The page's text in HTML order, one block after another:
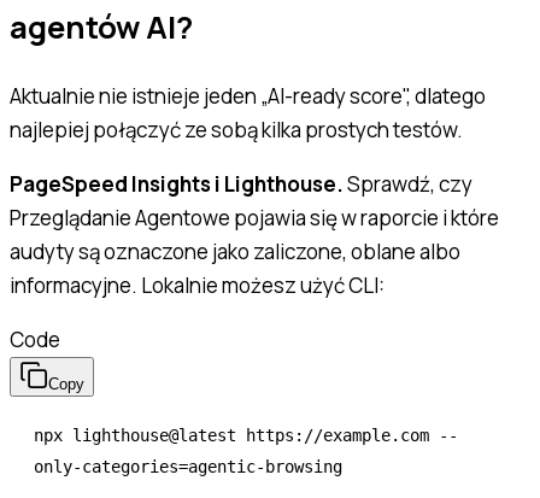
agentów AI?
Aktualnie nie istnieje jeden „AI-ready score", dlatego
najlepiej połączyć ze sobą kilka prostych testów.
PageSpeed Insights i Lighthouse.Sprawdź, czy
Przeglądanie Agentowe pojawia się w raporcie i które
audyty są oznaczone jako zaliczone, oblane albo
informacyjne. Lokalnie możesz użyć CLI:
Code
Copy
npx lighthouse@latest https://example.com --
only-categories=agentic-browsing